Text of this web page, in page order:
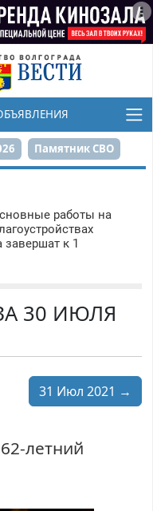
Памятник СВО
Реконструкция ЦПКиО
летчиков
работы на
завершат к 1
30 ИЮЛЯ
31 Июл 2021 →
летний